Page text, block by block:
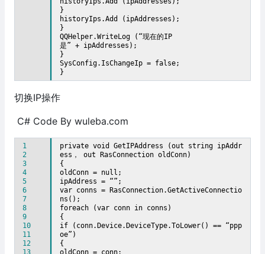
}
historyIps.Add (ipAddresses);
}
QQHelper.WriteLog (“现在的IP
是” + ipAddresses);
}
SysConfig.IsChangeIp = false;
}
切换IP操作
C# Code By wuleba.com
1
2
3
4
5
6
7
8
9
10
11
12
private void GetIPAddress (out string ipAddr
ess， out RasConnection oldConn)
{
oldConn = null;
ipAddress = “”;
var conns = RasConnection.GetActiveConnectio
ns();
foreach (var conn in conns)
{
if (conn.Device.DeviceType.ToLower() == “ppp
oe”)
{